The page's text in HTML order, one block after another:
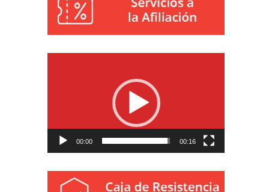
00:00 00:16